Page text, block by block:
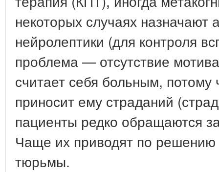
некоторых случаях назначают
нейролептики (для контроля
проблема — отсутствие
считает себя больным, потому
приносит ему страданий
пациенты редко обращаются
Чаще их приводят по решению
тюрьмы.